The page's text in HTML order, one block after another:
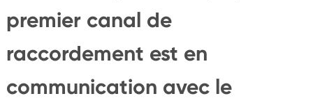
premier canal de
raccordement est en
communication avec le